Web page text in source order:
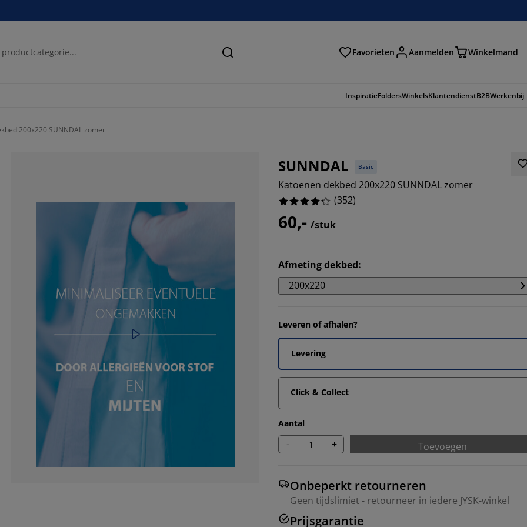
Zoeken Favorieten Aanmelden Winkelmand
InspiratieFoldersWinkelsKlantendienstB2BWerkenbij
200x220 SUNNDAL zomer
SUNNDAL Basic
Katoenen dekbed 200x220 SUNNDAL zomer
(352)
60,- /stuk
Afmeting dekbed:
200x220
Leveren of afhalen?
Levering
Click & Collect
Aantal
- + Toevoegen
Onbeperkt retourneren
Geen tijdslimiet - retourneer in iedere JYSK-winkel
Prijsgarantie
8.522727272727272%
4.261363636363636%
11.931818181818182%